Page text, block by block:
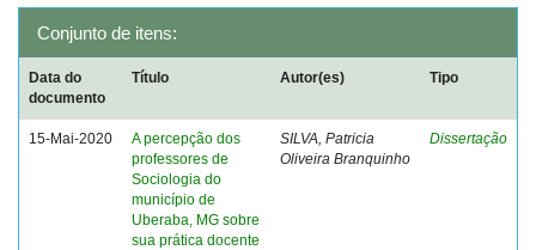
Conjunto de itens:
Data do
documento
Título Autor(es) Tipo
15-Mai-2020
A percepção dos
professores de
Sociologia do
município de
Uberaba, MG sobre
sua prática docente
SILVA, Patricia
Oliveira Branquinho
Dissertação